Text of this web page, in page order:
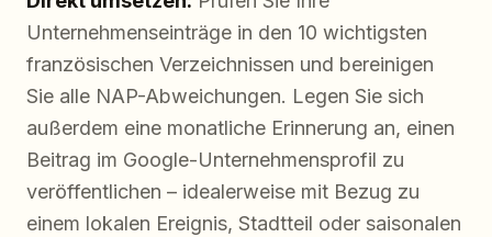
Unternehmenseinträge in den 10 wichtigsten
französischen Verzeichnissen und bereinigen
Sie alle NAP-Abweichungen. Legen Sie sich
außerdem eine monatliche Erinnerung an, einen
Beitrag im Google-Unternehmensprofil zu
veröffentlichen – idealerweise mit Bezug zu
einem lokalen Ereignis, Stadtteil oder saisonalen